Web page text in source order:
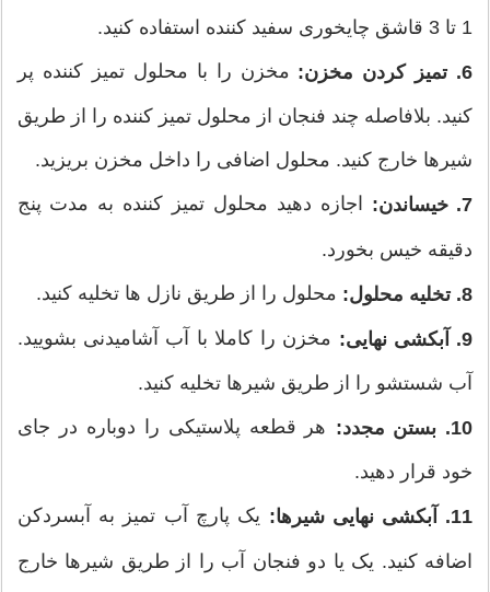
1 تا 3 قاشق چایخوری سفید کننده استفاده کنید.
6. تمیز کردن مخزن: مخزن را با محلول تمیز کننده پر
کنید. بلافاصله چند فنجان از محلول تمیز کننده را از طریق
شیرها خارج کنید. محلول اضافی را داخل مخزن بریزید.
7. خیساندن: اجازه دهید محلول تمیز کننده به مدت پنج
دقیقه خیس بخورد.
8. تخلیه محلول: محلول را از طریق نازل ها تخلیه کنید.
9. آبکشی نهایی: مخزن را کاملا با آب آشامیدنی بشویید.
آب شستشو را از طریق شیرها تخلیه کنید.
10. بستن مجدد: هر قطعه پلاستیکی را دوباره در جای
خود قرار دهید.
11. آبکشی نهایی شیرها: یک پارچ آب تمیز به آبسردکن
اضافه کنید. یک یا دو فنجان آب را از طریق شیرها خارج